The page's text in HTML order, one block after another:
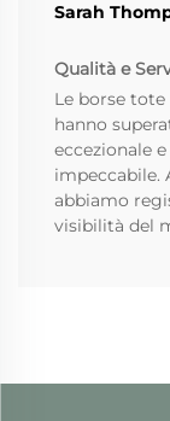
Sarah
Qualità e
Le borse
hanno
eccezionale
impeccabile.
abbiamo
visibilità del